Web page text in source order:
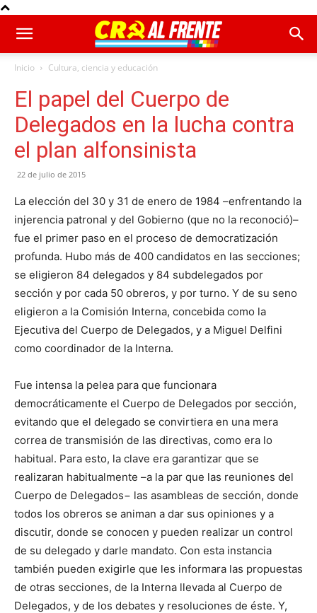
Inicio Cultura, ciencia y educación
El papel del Cuerpo de
Delegados en la lucha contra
el plan alfonsinista
22 de julio de 2015
La elección del 30 y 31 de enero de 1984 –enfrentando la
injerencia patronal y del Gobierno (que no la reconoció)–
fue el primer paso en el proceso de democratización
profunda. Hubo más de 400 candidatos en las secciones;
se eligieron 84 delegados y 84 subdelegados por
sección y por cada 50 obreros, y por turno. Y de su seno
eligieron a la Comisión Interna, concebida como la
Ejecutiva del Cuerpo de Delegados, y a Miguel Delfini
como coordinador de la Interna.
Fue intensa la pelea para que funcionara
democráticamente el Cuerpo de Delegados por sección,
evitando que el delegado se convirtiera en una mera
correa de transmisión de las directivas, como era lo
habitual. Para esto, la clave era garantizar que se
realizaran habitualmente –a la par que las reuniones del
Cuerpo de Delegados− las asambleas de sección, donde
todos los obreros se animan a dar sus opiniones y a
discutir, donde se conocen y pueden realizar un control
de su delegado y darle mandato. Con esta instancia
también pueden exigirle que les informara las propuestas
de otras secciones, de la Interna llevada al Cuerpo de
Delegados, y de los debates y resoluciones de éste. Y,